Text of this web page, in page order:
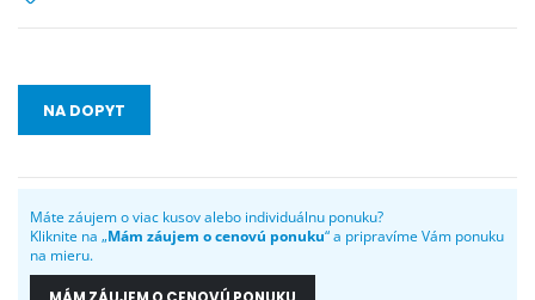
NA DOPYT
Máte záujem o viac kusov alebo individuálnu ponuku?
Kliknite na „Mám záujem o cenovú ponuku“ a pripravíme Vám ponuku
na mieru.